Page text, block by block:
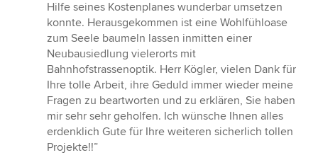
Hilfe seines Kostenplanes wunderbar umsetzen
konnte. Herausgekommen ist eine Wohlfühloase
zum Seele baumeln lassen inmitten einer
Neubausiedlung vielerorts mit
Bahnhofstrassenoptik. Herr Kögler, vielen Dank für
Ihre tolle Arbeit, ihre Geduld immer wieder meine
Fragen zu beartworten und zu erklären, Sie haben
mir sehr sehr geholfen. Ich wünsche Ihnen alles
erdenklich Gute für Ihre weiteren sicherlich tollen
Projekte!!”